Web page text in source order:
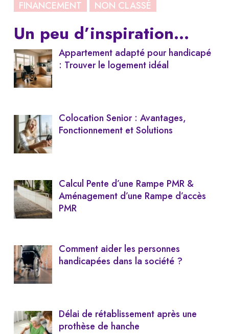
FINANCEMENT NON CLASSÉ
Un peu d’inspiration…
Appartement adapté pour handicapé
: Trouver le logement idéal
Colocation Senior : Avantages,
Fonctionnement et Solutions
Calcul Pente d’une Rampe PMR &
Aménagement d’une Rampe d’accès
PMR
Comment aider les personnes
handicapées dans la société ?
Délai de rétablissement après une
prothèse de hanche